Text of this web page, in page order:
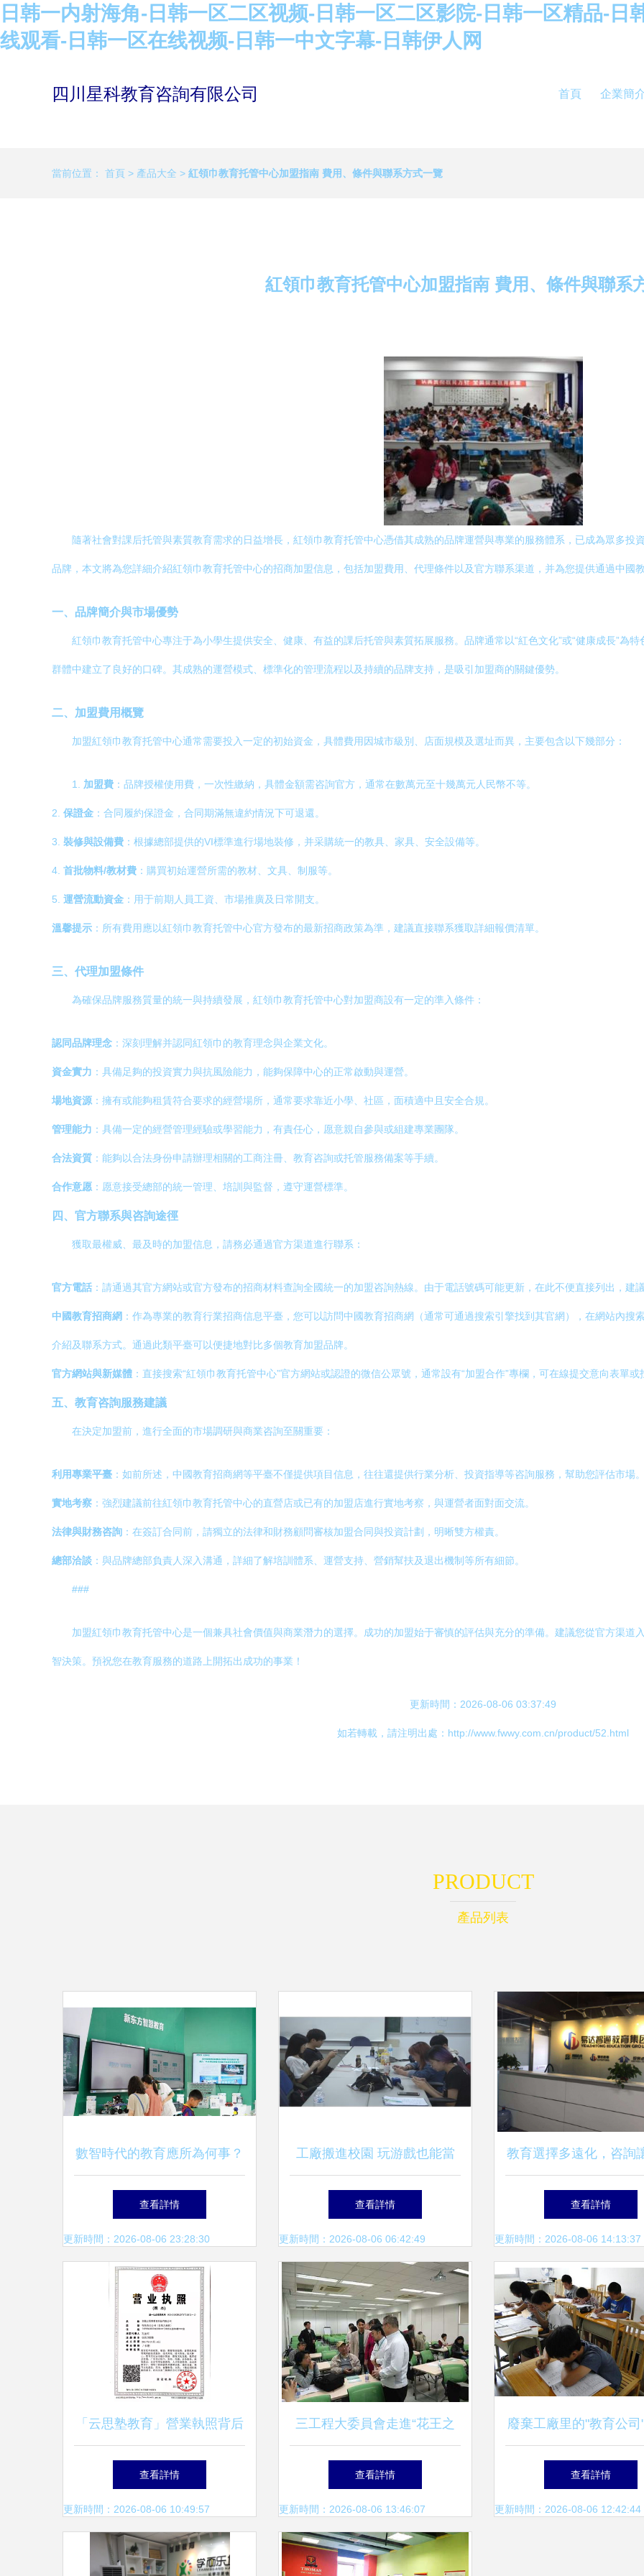
日韩一内射海角-日韩一区二区视频-日韩一区二区影院-日韩一区精品-日
线观看-日韩一区在线视频-日韩一中文字幕-日韩伊人网
四川星科教育咨詢有限公司 首頁 企業簡
當前位置： 首頁 > 產品大全 > 紅領巾教育托管中心加盟指南 費用、條件與聯系方式一覽
紅領巾教育托管中心加盟指南 費用、條件與聯系
隨著社會對課后托管與素質教育需求的日益增長，紅領巾教育托管中心憑借其成熟的品牌運營與專業的服務體系，已成為眾多投
品牌，本文將為您詳細介紹紅領巾教育托管中心的招商加盟信息，包括加盟費用、代理條件以及官方聯系渠道，并為您提供通過中國
一、品牌簡介與市場優勢
紅領巾教育托管中心專注于為小學生提供安全、健康、有益的課后托管與素質拓展服務。品牌通常以“紅色文化”或“健康成長”為
群體中建立了良好的口碑。其成熟的運營模式、標準化的管理流程以及持續的品牌支持，是吸引加盟商的關鍵優勢。
二、加盟費用概覽
加盟紅領巾教育托管中心通常需要投入一定的初始資金，具體費用因城市級別、店面規模及選址而異，主要包含以下幾部分：
1. 加盟費 ：品牌授權使用費，一次性繳納，具體金額需咨詢官方，通常在數萬元至十幾萬元人民幣不等。
2. 保證金 ：合同履約保證金，合同期滿無違約情況下可退還。
3. 裝修與設備費 ：根據總部提供的VI標準進行場地裝修，并采購統一的教具、家具、安全設備等。
4. 首批物料/教材費 ：購買初始運營所需的教材、文具、制服等。
5. 運營流動資金 ：用于前期人員工資、市場推廣及日常開支。
溫馨提示 ：所有費用應以紅領巾教育托管中心官方發布的最新招商政策為準，建議直接聯系獲取詳細報價清單。
三、代理加盟條件
為確保品牌服務質量的統一與持續發展，紅領巾教育托管中心對加盟商設有一定的準入條件：
認同品牌理念 ：深刻理解并認同紅領巾的教育理念與企業文化。
資金實力 ：具備足夠的投資實力與抗風險能力，能夠保障中心的正常啟動與運營。
場地資源 ：擁有或能夠租賃符合要求的經營場所，通常要求靠近小學、社區，面積適中且安全合規。
管理能力 ：具備一定的經營管理經驗或學習能力，有責任心，愿意親自參與或組建專業團隊。
合法資質 ：能夠以合法身份申請辦理相關的工商注冊、教育咨詢或托管服務備案等手續。
合作意愿 ：愿意接受總部的統一管理、培訓與監督，遵守運營標準。
四、官方聯系與咨詢途徑
獲取最權威、最及時的加盟信息，請務必通過官方渠道進行聯系：
官方電話 ：請通過其官方網站或官方發布的招商材料查詢全國統一的加盟咨詢熱線。由于電話號碼可能更新，在此不便直接列出，建
中國教育招商網 ：作為專業的教育行業招商信息平臺，您可以訪問中國教育招商網（通常可通過搜索引擎找到其官網），在網站內搜
介紹及聯系方式。通過此類平臺可以便捷地對比多個教育加盟品牌。
官方網站與新媒體 ：直接搜索“紅領巾教育托管中心”官方網站或認證的微信公眾號，通常設有“加盟合作”專欄，可在線提交意向表單或
五、教育咨詢服務建議
在決定加盟前，進行全面的市場調研與商業咨詢至關重要：
利用專業平臺 ：如前所述，中國教育招商網等平臺不僅提供項目信息，往往還提供行業分析、投資指導等咨詢服務，幫助您評估市場。
實地考察 ：強烈建議前往紅領巾教育托管中心的直營店或已有的加盟店進行實地考察，與運營者面對面交流。
法律與財務咨詢 ：在簽訂合同前，請獨立的法律和財務顧問審核加盟合同與投資計劃，明晰雙方權責。
總部洽談 ：與品牌總部負責人深入溝通，詳細了解培訓體系、運營支持、營銷幫扶及退出機制等所有細節。
###
加盟紅領巾教育托管中心是一個兼具社會價值與商業潛力的選擇。成功的加盟始于審慎的評估與充分的準備。建議您從官方渠道
智決策。預祝您在教育服務的道路上開拓出成功的事業！
更新時間：2026-08-06 03:37:49
如若轉載，請注明出處：http://www.fwwy.com.cn/product/52.html
PRODUCT
產品列表
數智時代的教育應所為何事？
——新東方亮相2023服貿會的
再思考
查看詳情
更新時間：2026-08-06 23:28:30
工廠搬進校園 玩游戲也能當
飯吃 兩岸新職業教育大幕開
啟
查看詳情
更新時間：2026-08-06 06:42:49
教育選擇多遠化，咨詢
更清晰——專注解決您
職業發展困惑
查看詳情
更新時間：2026-08-06 14:13:37
「云思塾教育」營業執照背后
的品牌理念與專業教育咨詢服
務體系解析
查看詳情
更新時間：2026-08-06 10:49:57
三工程大委員會走進“花王之
路”教育咨詢服務
查看詳情
更新時間：2026-08-06 13:46:07
廢棄工廠里的"教育公司
被戳穿的鬧劇
查看詳情
更新時間：2026-08-06 12:42:44